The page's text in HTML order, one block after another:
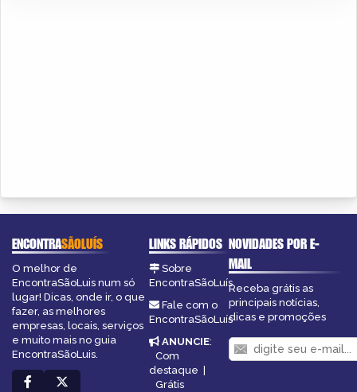
ENCONTRASÃOLUÍS
O melhor de
EncontraSãoLuis num só
lugar! Dicas, onde ir, o que
fazer, as melhores
empresas, locais, serviços
e muito mais no guia
EncontraSãoLuis.
LINKS RÁPIDOS
Sobre
EncontraSãoLuís
Fale com o
EncontraSãoLuís
ANUNCIE:
Com
destaque |
Grátis
NOVIDADES POR E-
MAIL
Receba grátis as
principais notícias,
dicas e promoções